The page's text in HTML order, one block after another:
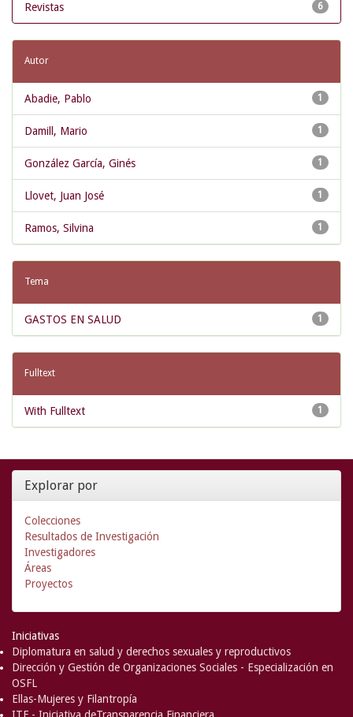
6
Revistas
Autor
1
Abadie, Pablo
1
Damill, Mario
1
González García, Ginés
1
Llovet, Juan José
1
Ramos, Silvina
Tema
1
GASTOS EN SALUD
Fulltext
1
With Fulltext
Explorar por
Colecciones
Resultados de Investigación
Investigadores
Áreas
Proyectos
Iniciativas
Diplomatura en salud y derechos sexuales y reproductivos
Dirección y Gestión de Organizaciones Sociales - Especialización en
OSFL
Ellas-Mujeres y Filantropía